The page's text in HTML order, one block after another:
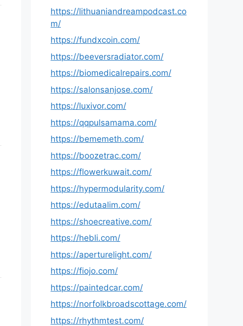
https://lithuaniandreampodcast.co
m/
https://fundxcoin.com/
https://beeversradiator.com/
https://biomedicalrepairs.com/
https://salonsanjose.com/
https://luxivor.com/
https://qqpulsamama.com/
https://bememeth.com/
https://boozetrac.com/
https://flowerkuwait.com/
https://hypermodularity.com/
https://edutaalim.com/
https://shoecreative.com/
https://hebli.com/
https://aperturelight.com/
https://fiojo.com/
https://paintedcar.com/
https://norfolkbroadscottage.com/
https://rhythmtest.com/